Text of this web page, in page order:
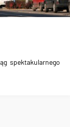
spektakularnego